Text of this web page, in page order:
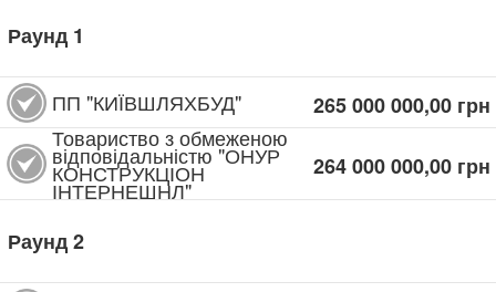
Раунд 1
ПП "КИЇВШЛЯХБУД" 265 000 000,00 грн
Товариство з обмеженою
відповідальністю "ОНУР
КОНСТРУКЦІОН
ІНТЕРНЕШНЛ"
264 000 000,00 грн
Раунд2